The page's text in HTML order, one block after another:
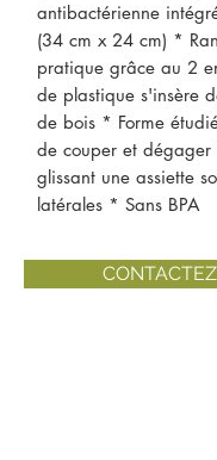
antibactérienne
(34 cm x 24 cm) *
pratique grâce au 2
de plastique s'insère
de bois * Forme
de couper et dégager
glissant une assiette
latérales * Sans BPA